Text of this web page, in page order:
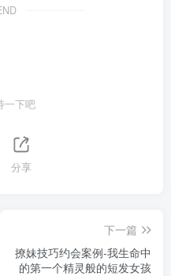
一下吧
分享
下一篇
撩妹技巧约会案例-我生命中
的第一个精灵般的短发女孩